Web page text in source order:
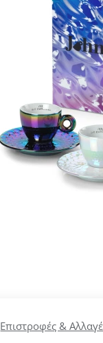
Επιστροφές &
Βρείτε
Βρείτε